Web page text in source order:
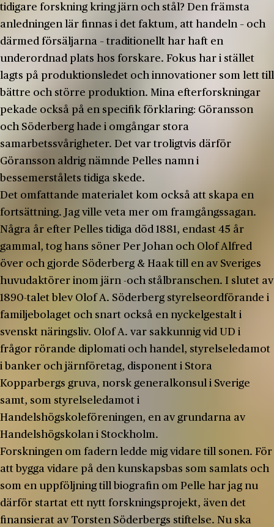
tidigare forskning kring järn och stål? Den främsta
anledningen lär finnas i det faktum, att handeln – och
därmed försäljarna – traditionellt har haft en
underordnad plats hos forskare. Fokus har i stället
lagts på produktionsledet och innovationer som lett till
bättre och större produktion. Mina efterforskningar
pekade också på en specifik förklaring: Göransson
och Söderberg hade i omgångar stora
samarbetssvårigheter. Det var troligtvis därför
Göransson aldrig nämnde Pelles namn i
bessemerstålets tidiga skede.
Det omfattande materialet kom också att skapa en
fortsättning. Jag ville veta mer om framgångssagan.
Några år efter Pelles tidiga död 1881, endast 45 år
gammal, tog hans söner Per Johan och Olof Alfred
över och gjorde Söderberg & Haak till en av Sveriges
huvudaktörer inom järn­ -och stålbranschen. I slutet av
1890­-talet blev Olof A. Söderberg styrelseordförande i
familjebolaget och snart också en nyckelgestalt i
svenskt näringsliv. Olof A. var sakkunnig vid UD i
frågor rörande diplomati och handel, styrelseledamot
i banker och järnföretag, disponent i Stora
Kopparbergs gruva, norsk generalkonsul i Sverige
samt, som styrelseledamot i
Handelshögskoleföreningen, en av grundarna av
Handelshögskolan i Stockholm.
Forskningen om fadern ledde mig vidare till sonen. För
att bygga vidare på den kunskapsbas som samlats och
som en uppföljning till biografin om Pelle har jag nu
därför startat ett nytt forskningsprojekt, även det
finansierat av Torsten Söderbergs stiftelse. Nu ska